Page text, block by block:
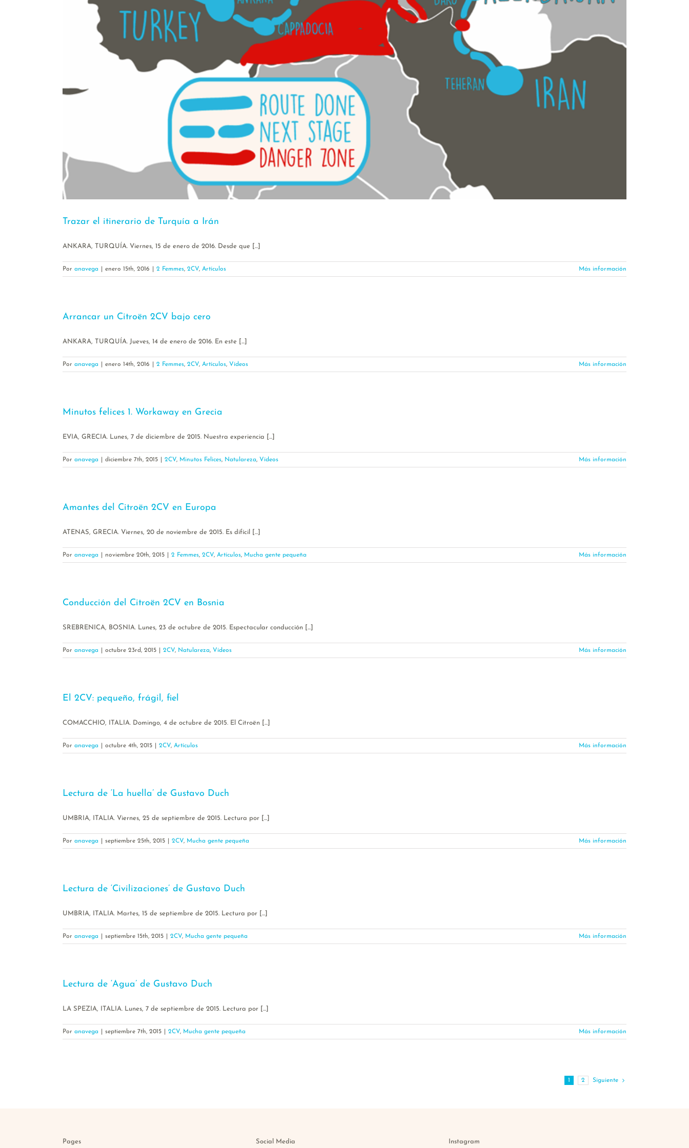
Trazar el itinerario de Turquía a Irán
ANKARA, TURQUÍA. Viernes, 15 de enero de 2016. Desde que [...]
Por anavega enero 15th, 2016 2 Femmes, 2CV, Artículos Más información
Arrancar un Citroën 2CV bajo cero
ANKARA, TURQUÍA. Jueves, 14 de enero de 2016. En este [...]
Por anavega enero 14th, 2016 2 Femmes, 2CV, Artículos, Vídeos Más información
Minutos felices 1. Workaway en Grecia
EVIA, GRECIA. Lunes, 7 de diciembre de 2015. Nuestra experiencia [...]
Por anavega diciembre 7th, 2015 2CV, Minutos Felices, Natulareza, Vídeos Más información
Amantes del Citroën 2CV en Europa
ATENAS, GRECIA. Viernes, 20 de noviembre de 2015. Es difícil [...]
Por anavega noviembre 20th, 2015 2 Femmes, 2CV, Artículos, Mucha gente pequeña Más información
Conducción del Citroën 2CV en Bosnia
SREBRENICA, BOSNIA. Lunes, 23 de octubre de 2015. Espectacular conducción [...]
Por anavega octubre 23rd, 2015 2CV, Natulareza, Vídeos Más información
El 2CV: pequeño, frágil, fiel
COMACCHIO, ITALIA. Domingo, 4 de octubre de 2015. El Citroën [...]
Por anavega octubre 4th, 2015 2CV, Artículos Más información
Lectura de ‘La huella’ de Gustavo Duch
UMBRIA, ITALIA. Viernes, 25 de septiembre de 2015. Lectura por [...]
Por anavega septiembre 25th, 2015 2CV, Mucha gente pequeña Más información
Lectura de ‘Civilizaciones’ de Gustavo Duch
UMBRIA, ITALIA. Martes, 15 de septiembre de 2015. Lectura por [...]
Por anavega septiembre 15th, 2015 2CV, Mucha gente pequeña Más información
Lectura de ‘Agua’ de Gustavo Duch
LA SPEZIA, ITALIA. Lunes, 7 de septiembre de 2015. Lectura por [...]
Por anavega septiembre 7th, 2015 2CV, Mucha gente pequeña Más información
1 2 Siguiente
Pages Social Media Instagram